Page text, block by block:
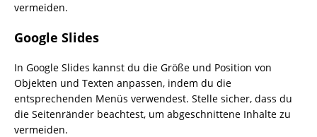
vermeiden.
Google Slides
In Google Slides kannst du die Größe und Position von
Objekten und Texten anpassen, indem du die
entsprechenden Menüs verwendest. Stelle sicher, dass du
die Seitenränder beachtest, um abgeschnittene Inhalte zu
vermeiden.